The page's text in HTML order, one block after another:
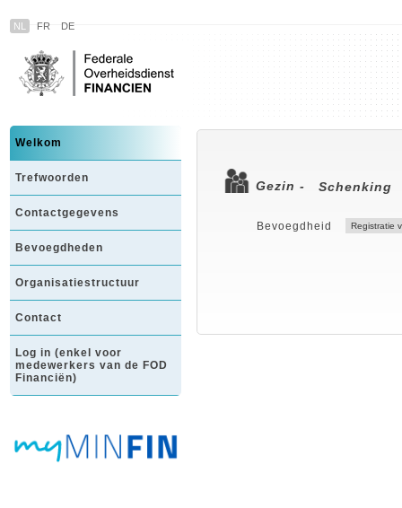
NL FR DE
Welkom
Trefwoorden
Contactgegevens
Bevoegdheden
Organisatiestructuur
Contact
Log in (enkel voor
medewerkers van de FOD
Financiën)
Gezin - Schenking
Bevoegdheid